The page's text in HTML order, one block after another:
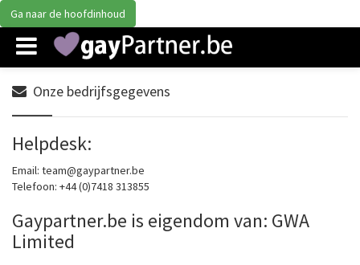
Ga naar de hoofdinhoud
Onze bedrijfsgegevens
Helpdesk:
Email: team@gaypartner.be
Telefoon: +44 (0)7418 313855
Gaypartner.be is eigendom van: GWA
Limited